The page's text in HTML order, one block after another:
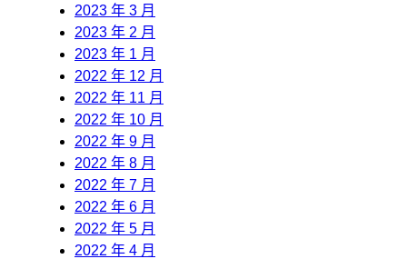
2023 年 3 月
2023 年 2 月
2023 年 1 月
2022 年 12 月
2022 年 11 月
2022 年 10 月
2022 年 9 月
2022 年 8 月
2022 年 7 月
2022 年 6 月
2022 年 5 月
2022 年 4 月